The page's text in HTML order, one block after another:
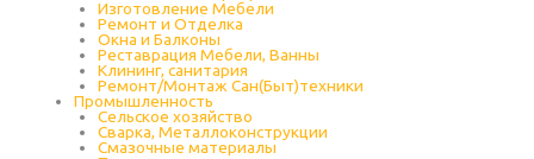
Изготовление Мебели
Ремонт и Отделка
Окна и Балконы
Реставрация Мебели, Ванны
Клининг, санитария
Ремонт/Монтаж Сан(Быт)техники
Промышленность
Cельское хозяйство
Сварка, Металлоконструкции
Cмазочные материалы